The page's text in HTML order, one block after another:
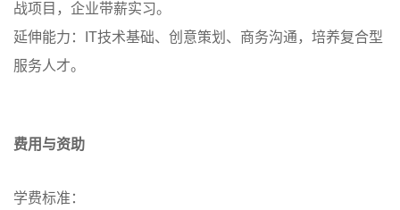
战项目，企业带薪实习。
延伸能力：IT技术基础、创意策划、商务沟通，培养复合型
服务人才。
费用与资助
学费标准：